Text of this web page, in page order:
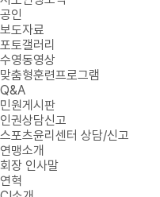
공인
보도자료
포토갤러리
수영동영상
맞춤형훈련프로그램
Q&A
민원게시판
인권상담신고
스포츠윤리센터 상담/신고
연맹소개
회장 인사말
연혁